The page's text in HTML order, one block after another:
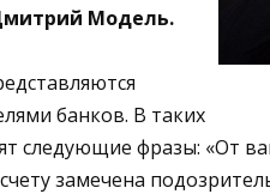
Модель.
банков. В таких
следующие фразы: «От
замечена